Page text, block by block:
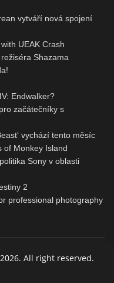
vytváří nová spojení
UEAK Crash
Shazama
Endwalker?
začátečníky s
vychází tento měsíc
of Monkey Island
Sony v oblasti
2
professional photography
2026. All right reserved.